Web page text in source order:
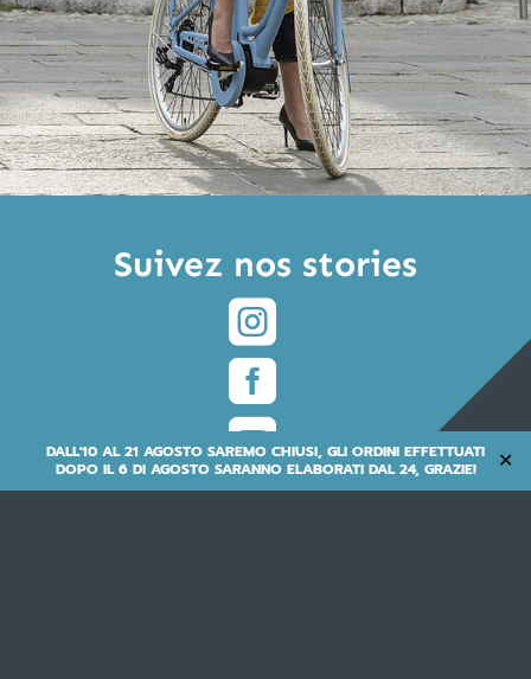
DALL'10 AL 21 AGOSTO SAREMO CHIUSI, GLI ORDINI EFFETTUATI
DOPO IL 6 DI AGOSTO SARANNO ELABORATI DAL 24, GRAZIE!
✕
Suivez nos stories


